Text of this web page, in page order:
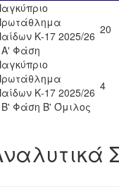
Κ-17 2025/26
Φάση
20
Κ-17 2025/26
Φάση Β' Όμιλος
4